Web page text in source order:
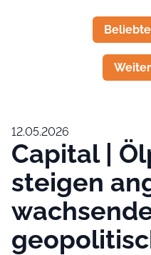
12.05.2026
Capital |
steigen